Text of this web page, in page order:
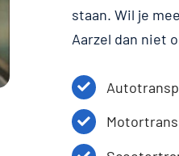
staan. Wil je
Aarzel dan niet